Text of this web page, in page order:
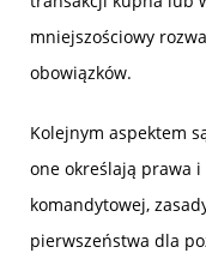
mniejszościowy
obowiązków.
Kolejnym aspektem
one określają prawa
komandytowej,
pierwszeństwa dla